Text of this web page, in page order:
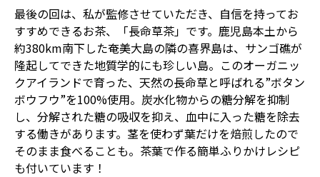
最後の回は、私が監修させていただき、自信を持ってお
すすめできるお茶、「長命草茶」です。鹿児島本土から
約380km南下した奄美大島の隣の喜界島は、サンゴ礁が
隆起してできた地質学的にも珍しい島。このオーガニッ
クアイランドで育った、天然の長命草と呼ばれる”ボタン
ボウフウ”を100%使用。炭水化物からの糖分解を抑制
し、分解された糖の吸収を抑え、血中に入った糖を除去
する働きがあります。茎を使わず葉だけを焙煎したので
そのまま食べることも。茶葉で作る簡単ふりかけレシピ
も付いています！